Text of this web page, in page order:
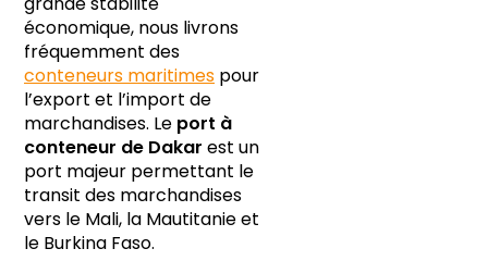
économique, nous livrons
fréquemment des
conteneurs maritimespour
l’export et l’import de
marchandises. Leport à
conteneur de Dakarest un
port majeur permettant le
transit des marchandises
vers le Mali, la Mautitanie et
le Burkina Faso.